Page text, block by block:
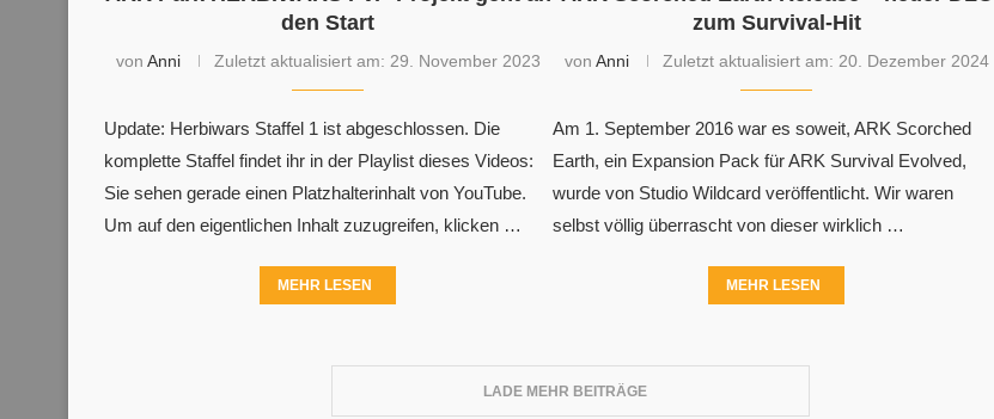
den Start
von Anni Zuletzt aktualisiert am: 29. November 2023
Update: Herbiwars Staffel 1 ist abgeschlossen. Die
komplette Staffel findet ihr in der Playlist dieses Videos:
Sie sehen gerade einen Platzhalterinhalt von YouTube.
Um auf den eigentlichen Inhalt zuzugreifen, klicken …
MEHR LESEN
zum Survival-Hit
von Anni Zuletzt aktualisiert am: 20. Dezember 2024
Am 1. September 2016 war es soweit, ARK Scorched
Earth, ein Expansion Pack für ARK Survival Evolved,
wurde von Studio Wildcard veröffentlicht. Wir waren
selbst völlig überrascht von dieser wirklich …
MEHR LESEN
LADE MEHR BEITRÄGE